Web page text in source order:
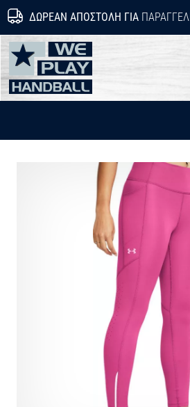
ΔΩΡΕΆΝ ΑΠΟΣΤΟΛΉ ΓΙΑ
WePlayHandball.gr